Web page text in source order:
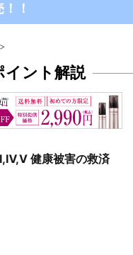
！
>
イント解説
健康被害の救済